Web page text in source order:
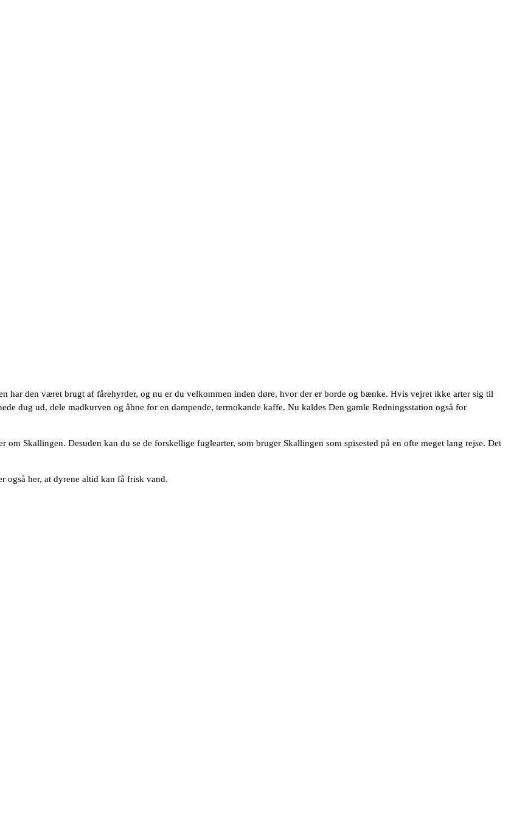
har den været brugt af fårehyrder, og nu er du velkommen inden døre, hvor der er borde og bænke. Hvis vejret ikke arter sig til
dug ud, dele madkurven og åbne for en dampende, termokande kaffe. Nu kaldes Den gamle Redningsstation også for
Skallingen. Desuden kan du se de forskellige fuglearter, som bruger Skallingen som spisested på en ofte meget lang rejse. Det
også her, at dyrene altid kan få frisk vand.